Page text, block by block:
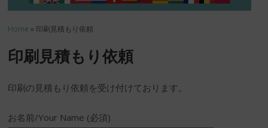
Home » 印刷見積もり依頼
印刷見積もり依頼
印刷の見積もり依頼を受け付けております。
お名前/Your Name (必須)